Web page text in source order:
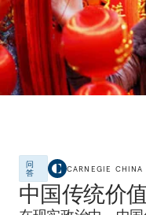
问
答
CARNEGIE CHINA
中国传统价